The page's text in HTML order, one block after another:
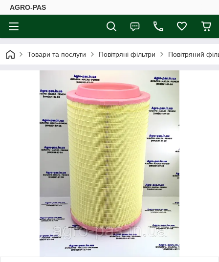
AGRO-PAS
Товари та послуги Повітряні фільтри Повітряний